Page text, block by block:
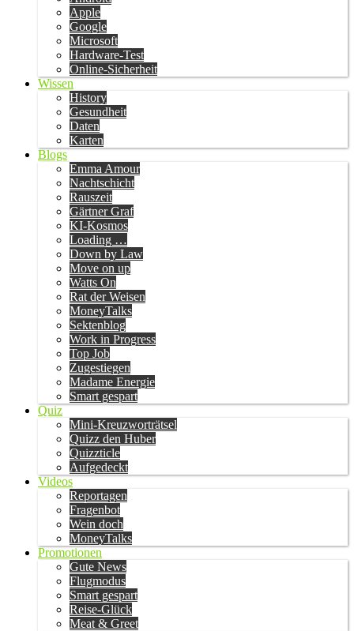
Apple
Google
Microsoft
Hardware-Test
Online-Sicherheit
Wissen
History
Gesundheit
Daten
Karten
Blogs
Emma Amour
Nachtschicht
Rauszeit
Gärtner Graf
KI-Kosmos
Loading …
Down by Law
Move on up
Watts On
Rat der Weisen
MoneyTalks
Sektenblog
Work in Progress
Top Job
Zugestiegen
Madame Energie
Smart gespart
Quiz
Mini-Kreuzworträtsel
Quizz den Huber
Quizzticle
Aufgedeckt
Videos
Reportagen
Fragenbot
Wein doch
MoneyTalks
Promotionen
Gute News
Flugmodus
Smart gespart
Reise-Glück
Meat & Greet